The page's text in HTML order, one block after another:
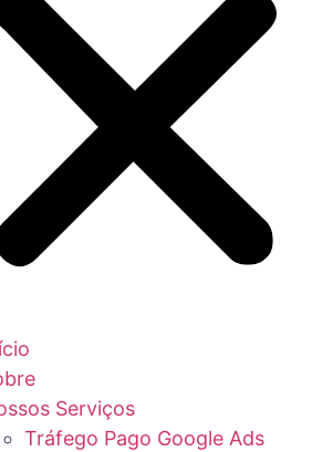
Serviços
Tráfego Pago Google Ads